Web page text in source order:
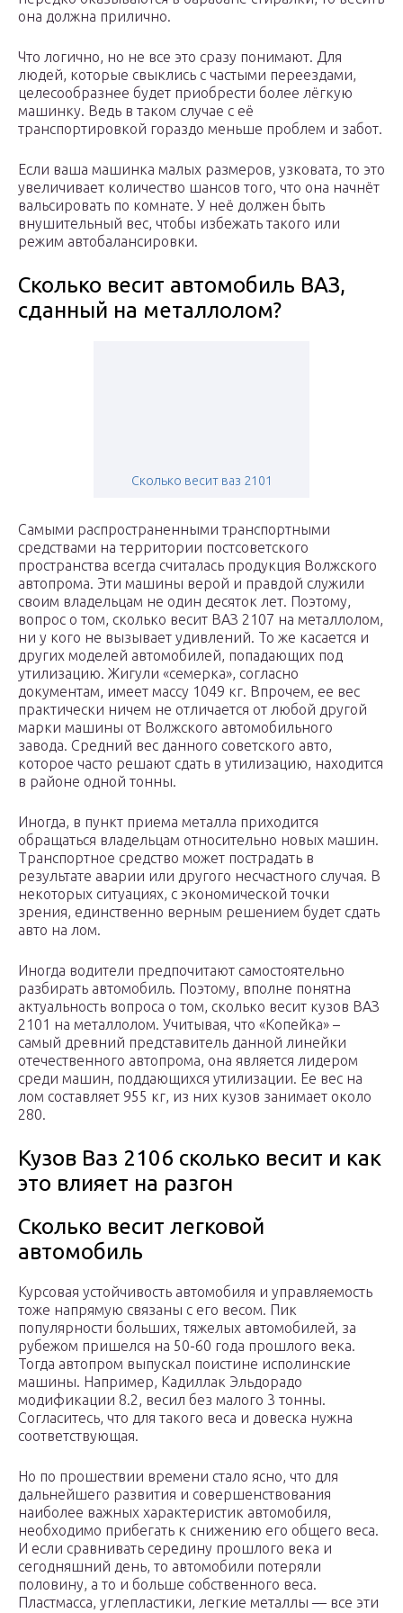
она должна прилично.
Что логично, но не все это сразу понимают. Для
людей, которые свыклись с частыми переездами,
целесообразнее будет приобрести более лёгкую
машинку. Ведь в таком случае с её
транспортировкой гораздо меньше проблем и забот.
Если ваша машинка малых размеров, узковата, то это
увеличивает количество шансов того, что она начнёт
вальсировать по комнате. У неё должен быть
внушительный вес, чтобы избежать такого или
режим автобалансировки.
Сколько весит автомобиль ВАЗ,
сданный на металлолом?
Сколько весит ваз 2101
Самыми распространенными транспортными
средствами на территории постсоветского
пространства всегда считалась продукция Волжского
автопрома. Эти машины верой и правдой служили
своим владельцам не один десяток лет. Поэтому,
вопрос о том, сколько весит ВАЗ 2107 на металлолом,
ни у кого не вызывает удивлений. То же касается и
других моделей автомобилей, попадающих под
утилизацию. Жигули «семерка», согласно
документам, имеет массу 1049 кг. Впрочем, ее вес
практически ничем не отличается от любой другой
марки машины от Волжского автомобильного
завода. Средний вес данного советского авто,
которое часто решают сдать в утилизацию, находится
в районе одной тонны.
Иногда, в пункт приема металла приходится
обращаться владельцам относительно новых машин.
Транспортное средство может пострадать в
результате аварии или другого несчастного случая. В
некоторых ситуациях, с экономической точки
зрения, единственно верным решением будет сдать
авто на лом.
Иногда водители предпочитают самостоятельно
разбирать автомобиль. Поэтому, вполне понятна
актуальность вопроса о том, сколько весит кузов ВАЗ
2101 на металлолом. Учитывая, что «Копейка» –
самый древний представитель данной линейки
отечественного автопрома, она является лидером
среди машин, поддающихся утилизации. Ее вес на
лом составляет 955 кг, из них кузов занимает около
280.
Кузов Ваз 2106 сколько весит и как
это влияет на разгон
Сколько весит легковой
автомобиль
Курсовая устойчивость автомобиля и управляемость
тоже напрямую связаны с его весом. Пик
популярности больших, тяжелых автомобилей, за
рубежом пришелся на 50-60 года прошлого века.
Тогда автопром выпускал поистине исполинские
машины. Например, Кадиллак Эльдорадо
модификации 8.2, весил без малого 3 тонны.
Согласитесь, что для такого веса и довеска нужна
соответствующая.
Но по прошествии времени стало ясно, что для
дальнейшего развития и совершенствования
наиболее важных характеристик автомобиля,
необходимо прибегать к снижению его общего веса.
И если сравнивать середину прошлого века и
сегодняшний день, то автомобили потеряли
половину, а то и больше собственного веса.
Пластмасса, углепластики, легкие металлы — все эти